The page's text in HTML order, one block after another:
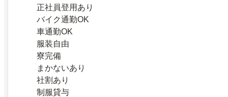
正社員登用あり
バイク通勤OK
車通勤OK
服装自由
寮完備
まかないあり
社割あり
制服貸与